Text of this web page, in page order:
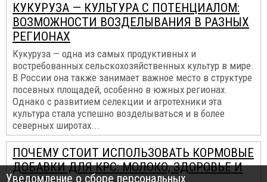
КУКУРУЗА — КУЛЬТУРА С ПОТЕНЦИАЛОМ:
ВОЗМОЖНОСТИ ВОЗДЕЛЫВАНИЯ В РАЗНЫХ
РЕГИОНАХ
Кукуруза — одна из самых продуктивных и
востребованных сельскохозяйственных культур в мире.
В России она также занимает важное место в структуре
посевных площадей, особенно в южных регионах.
Однако с развитием селекции и агротехники эта
культура стала успешно возделываться и в более
северных широтах...
ПОЧЕМУ СТОИТ ИСПОЛЬЗОВАТЬ КОРМОВЫЕ
ДОБАВКИ ДЛЯ КРС: МОЛОКО, ЗДОРОВЬЕ И
Уведомление о сборе персональных